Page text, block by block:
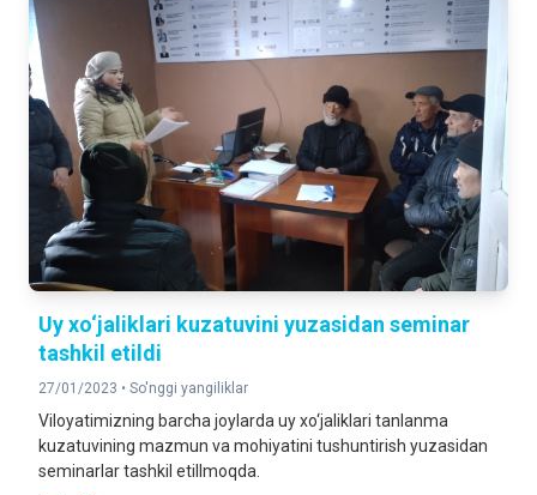
Uy xo‘jaliklari kuzatuvini yuzasidan seminar
tashkil etildi
27/01/2023 • So'nggi yangiliklar
Viloyatimizning barcha joylarda uy xo‘jaliklari tanlanma
kuzatuvining mazmun va mohiyatini tushuntirish yuzasidan
seminarlar tashkil etillmoqda.